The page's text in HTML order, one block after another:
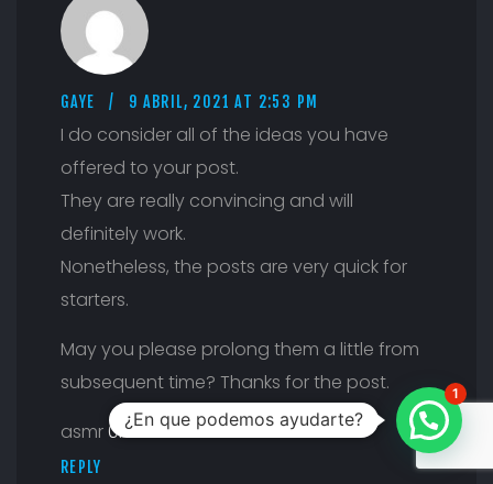
GAYE 9 ABRIL, 2021 AT 2:53 PM
I do consider all of the ideas you have
offered to your post.
They are really convincing and will
definitely work.
Nonetheless, the posts are very quick for
starters.
May you please prolong them a little from
subsequent time? Thanks for the post.
asmr0mniartist
REPLY
1
¿En que podemos ayudarte?